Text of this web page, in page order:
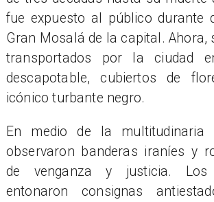
fue expuesto al público durante
Gran Mosalá de la capital. Ahora,
transportados por la ciudad
descapotable, cubiertos de
icónico turbante negro.
En medio de la multitudinaria
observaron banderas iraníes y
de venganza y justicia. Los
entonaron consignas